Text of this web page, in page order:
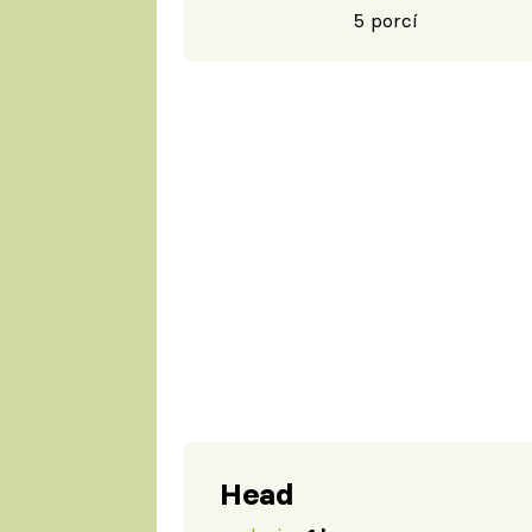
5 porcí
Head